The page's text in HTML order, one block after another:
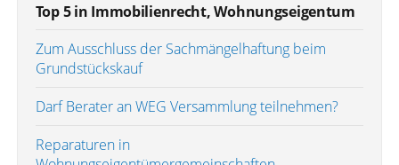
Top 5 in Immobilienrecht, Wohnungseigentum
Zum Ausschluss der Sachmängelhaftung beim
Grundstückskauf
Darf Berater an WEG Versammlung teilnehmen?
Reparaturen in